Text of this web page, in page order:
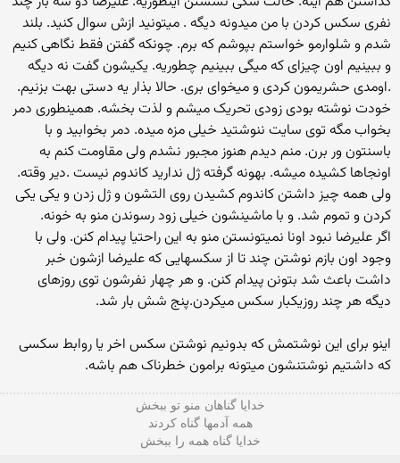
نفری سکس کردن با من میدونه دیگه . میتونید ازش سوال کنید. بلند
شدم و شلوارمو خواستم بپوشم که برم. چونکه گفتن فقط نگاهی کنیم
و ببینیم اون چیزای که میگی ببینیم چطوریه. یکیشون گفت نه دیگه
.اومدی حشریمون کردی و میخوای بری. حالا بذار یه دستی بهت بزنیم.
خودت نوشته بودی زودی تحریک میشم و لذت بخشه. همینطوری دمر
بخواب مگه توی سایت ننوشتید خیلی مزه میده. دمر بخوابید و با
باسنتون ور برن. منم دیدم هنوز مجبور نشدم ولی مقاومت کنم به
اونجاها کشیده میشه. بهونه گرفته ژل ندارید کاندوم نیست .دیر وقته.
ولی همه چیز داشتن کاندوم کشیدن روی التشون و ژل زدن و یکی یکی
کردن و تموم شد. و با ماشینشون خیلی زود رسوندن منو به خونه.
اگر علیرضا نبود اونا نمیتونستن منو به این راحتیا پیدام کنن. ولی با
وجود اون بازم نوشتن چند تا از سکسهایی که علیرضا ازشون خبر
داشت باعث شد بتونن پیدام کنن. و هر چهار نفرشون توی روزهای
دیگه هر چند روزیکبار سکس میکردن.پنج شش بار شد.
اینو برای این نوشتمش که بدونیم نوشتن سکس اخر یا روابط سکسی
که داشتیم نوشتنشون میتونه برامون خطرناک هم باشه.
خدایا گناهان منو تو ببخش
همه آدمها گناه کردند
خدایا گناه همه را ببخش